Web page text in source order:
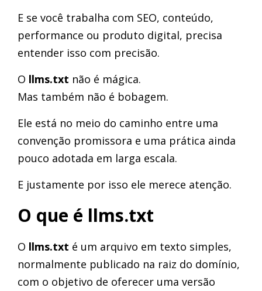
E se você trabalha com SEO, conteúdo,
performance ou produto digital, precisa
entender isso com precisão.
O llms.txt não é mágica.
Mas também não é bobagem.
Ele está no meio do caminho entre uma
convenção promissora e uma prática ainda
pouco adotada em larga escala.
E justamente por isso ele merece atenção.
O que é llms.txt
O llms.txt é um arquivo em texto simples,
normalmente publicado na raiz do domínio,
com o objetivo de oferecer uma versão